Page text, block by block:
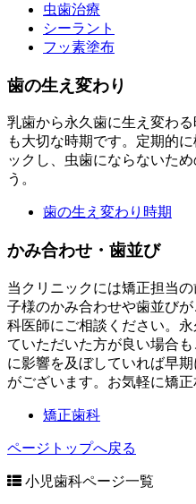
虫歯治療
シーラント
フッ素塗布
歯の生え変わり
乳歯から永久歯に生え変わ
も大切な時期です。定期的
ックし、虫歯にならないた
う。
歯の生え変わり時期
かみ合わせ・歯並び
当クリニックには矯正担当
子様のかみ合わせや歯並び
科医師にご相談ください。
ていただいた方が良い場合
に影響を及ぼしていれば早
がございます。お気軽に矯正
矯正歯科
ページトップへ戻る
小児歯科ページ一覧